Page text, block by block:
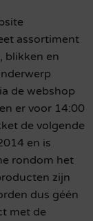
assortiment
blikken en
de webshop
er voor 14:00
de volgende
en is
rondom het
zijn
dus géén
met de